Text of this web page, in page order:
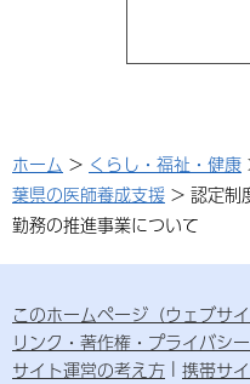
ホーム > くらし・福祉・健康
葉県の医師養成支援 > 認定制
勤務の推進事業について
このホームページ（ウェブサ
リンク・著作権・プライバシ
サイト運営の考え方
携帯サ